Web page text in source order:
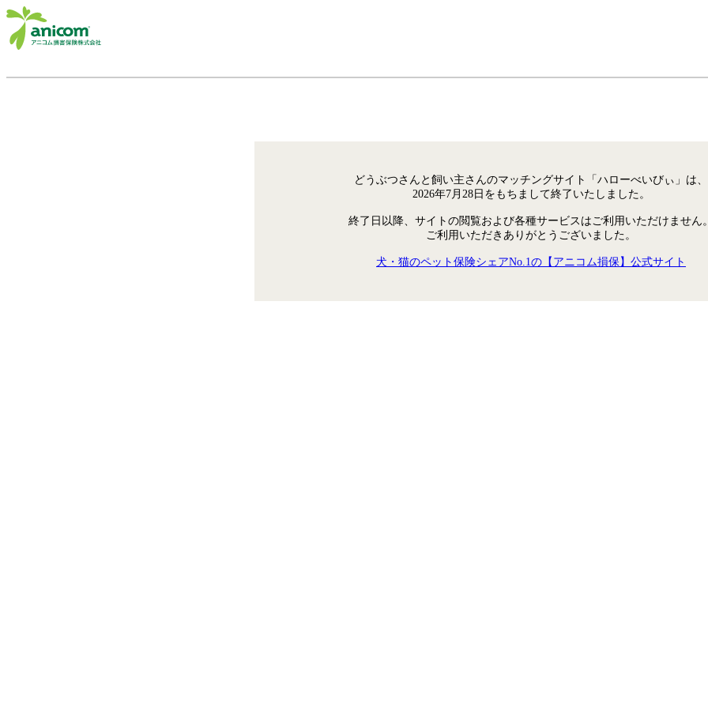
どうぶつさんと飼い主さんのマッチングサイト「ハローべいびぃ」は、
2026年7月28日をもちまして終了いたしました。
終了日以降、サイトの閲覧および各種サービスはご利用いただけません
ご利用いただきありがとうございました。
犬・猫のペット保険シェアNo.1の【アニコム損保】公式サイト